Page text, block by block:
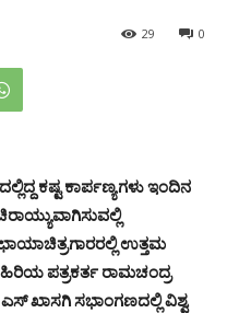
0
29
ಕಷ್ಟ ಕಾರ್ಪಣ್ಯಗಳು ಇಂದಿನ
ಉತ್ತಮ
ಹಿರಿಯ ಪತ್ರಕರ್ತ ರಾಮಚಂದ್ರ
ಖಾಸಗಿ ಸಭಾಂಗಣದಲ್ಲಿ ವಿಶ್ವ